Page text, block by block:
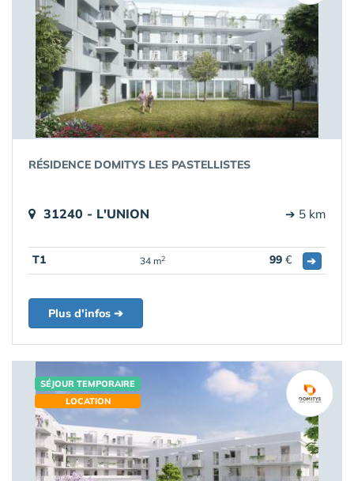
RÉSIDENCE DOMITYS LES PASTELLISTES
31240 - L'UNION ➔ 5 km
T1 34 m2 99 € ➔
Plus d'infos ➔
SÉJOUR TEMPORAIRE
LOCATION